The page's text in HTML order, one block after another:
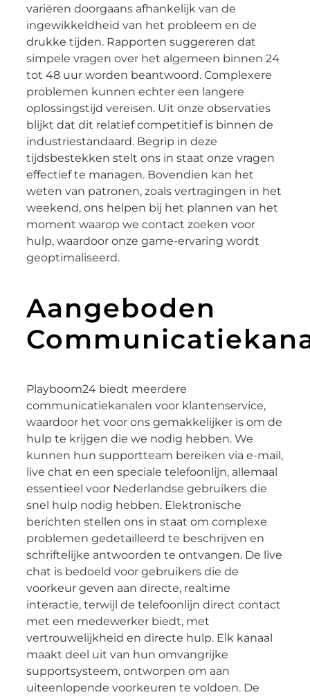
variëren doorgaans afhankelijk van de
ingewikkeldheid van het probleem en de
drukke tijden. Rapporten suggereren dat
simpele vragen over het algemeen binnen 24
tot 48 uur worden beantwoord. Complexere
problemen kunnen echter een langere
oplossingstijd vereisen. Uit onze observaties
blijkt dat dit relatief competitief is binnen de
industriestandaard. Begrip in deze
tijdsbestekken stelt ons in staat onze vragen
effectief te managen. Bovendien kan het
weten van patronen, zoals vertragingen in het
weekend, ons helpen bij het plannen van het
moment waarop we contact zoeken voor
hulp, waardoor onze game-ervaring wordt
geoptimaliseerd.
Aangeboden
Playboom24 biedt meerdere
communicatiekanalen voor klantenservice,
waardoor het voor ons gemakkelijker is om de
hulp te krijgen die we nodig hebben. We
kunnen hun supportteam bereiken via e-mail,
live chat en een speciale telefoonlijn, allemaal
essentieel voor Nederlandse gebruikers die
snel hulp nodig hebben. Elektronische
berichten stellen ons in staat om complexe
problemen gedetailleerd te beschrijven en
schriftelijke antwoorden te ontvangen. De live
chat is bedoeld voor gebruikers die de
voorkeur geven aan directe, realtime
interactie, terwijl de telefoonlijn direct contact
met een medewerker biedt, met
vertrouwelijkheid en directe hulp. Elk kanaal
maakt deel uit van hun omvangrijke
supportsysteem, ontworpen om aan
uiteenlopende voorkeuren te voldoen. De